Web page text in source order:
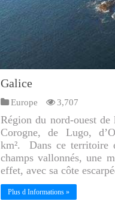
Galice
Europe 3,707
Région du nord-ouest de
Corogne, de Lugo,
km². Dans ce territoire
champs vallonnés, une
effet, avec sa côte
Plus d Informations »